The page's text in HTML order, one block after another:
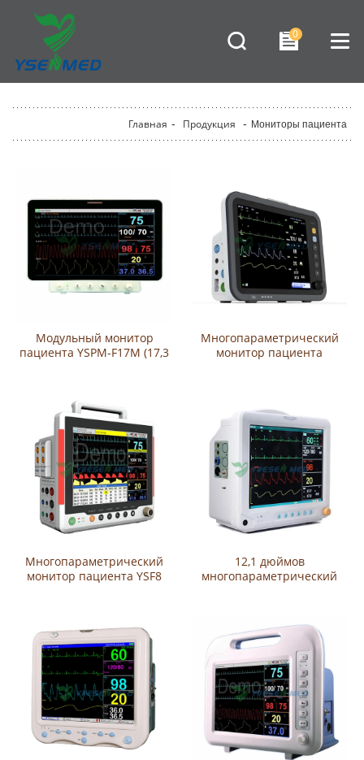
0
Главная - Продукция - Мониторы пациента
Модульный монитор
пациента YSPM-F17M (17,3
Многопараметрический
монитор пациента
Многопараметрический
монитор пациента YSF8
12,1 дюймов
многопараметрический